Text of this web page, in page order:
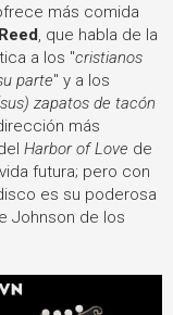
más comida
, que habla de la
a los "cristianos
parte" y a los
zapatos de tacón
más
Harbor of Love de
futura; pero con
es su poderosa
Johnson de los